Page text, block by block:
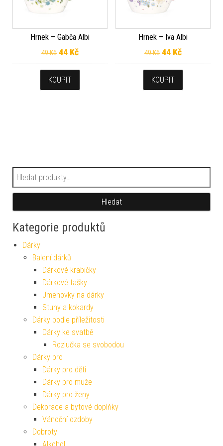
Hrnek – Gabča Albi
49Kč Původní cena byla: 49 Kč.
44 KčAktuální cena je: 44 Kč.
KOUPIT
Hrnek – Iva Albi
49Kč Původní cena
44 KčAktuální
KOUPIT
Hledat:
Hledat
Kategorie produktů
Dárky
Balení dárků
Dárkové krabičky
Dárkové tašky
Jmenovky na dárky
Stuhy a kokardy
Dárky podle příležitosti
Dárky ke svatbě
Rozlučka se svobodou
Dárky pro
Dárky pro děti
Dárky pro muže
Dárky pro ženy
Dekorace a bytové doplňky
Vánoční ozdoby
Dobroty